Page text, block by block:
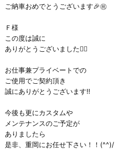
ご納車おめでとうございます🎉㊗️
Ｆ様
この度は誠に
ありがとうございました🙇‍♂️
お仕事兼プライベートでの
ご使用でご契約頂き
誠にありがとうございます‼️
今後も更にカスタムや
メンテナンスのご予定が
ありましたら
是非、重岡にお任せ下さい！！(^^)/